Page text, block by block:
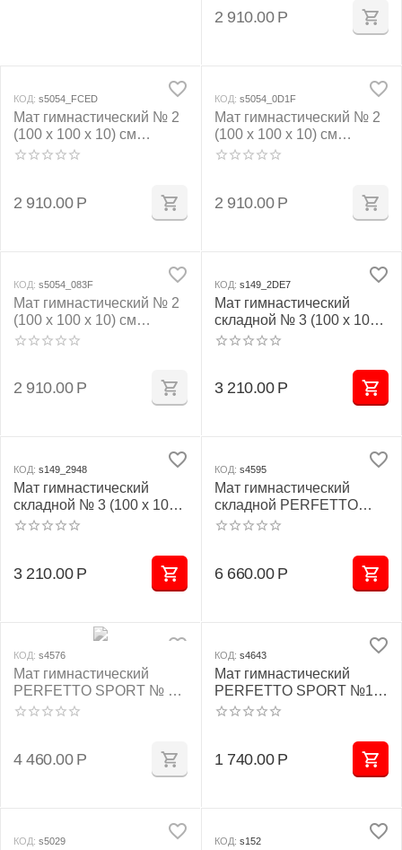
2 910.00 Р
КОД: s5054_FCED
Мат гимнастический № 2
(100 х 100 х 10) см
бежевый
2 910.00 Р
КОД: s5054_0D1F
Мат гимнастический № 2
(100 х 100 х 10) см
зелёно/жёлтый
2 910.00 Р
КОД: s5054_083F
Мат гимнастический № 2
(100 х 100 х 10) см
жёлтый
2 910.00 Р
КОД: s149_2DE7
Мат гимнастический
складной № 3 (100 х 100 х
10) см зелёно/жёлтый
3 210.00 Р
КОД: s149_2948
Мат гимнастический
складной № 3 (100 х 100 х
10) см жёлтый
3 210.00 Р
КОД: s4595
Мат гимнастический
складной PERFETTO
SPORT № 5 (100 х 200 х
6 660.00 Р
КОД: s4576
Мат гимнастический
PERFETTO SPORT № 9
(100 х 150 х 10) см
4 460.00 Р
КОД: s4643
Мат гимнастический
PERFETTO SPORT №1
(100 х 50 х 10) см сине/
1 740.00 Р
КОД: s5029 КОД: s152